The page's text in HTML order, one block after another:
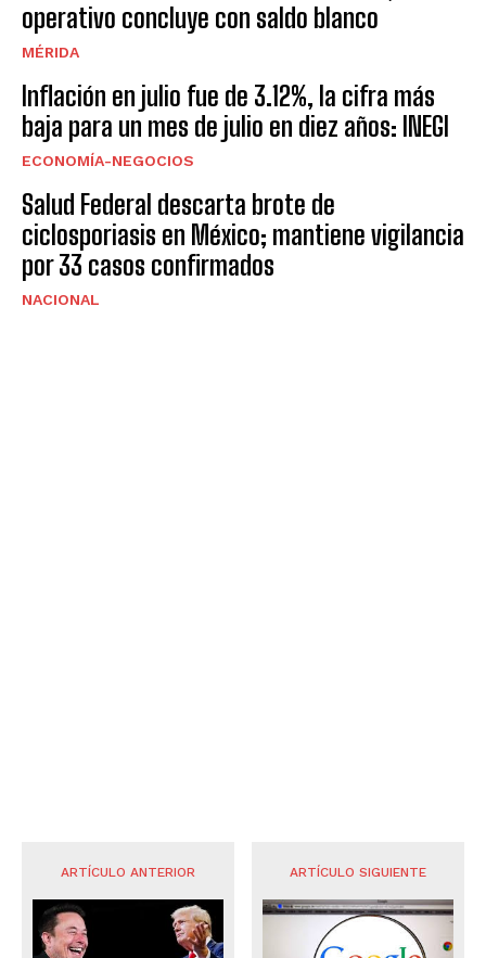
operativo concluye con saldo blanco
MÉRIDA
Inflación en julio fue de 3.12%, la cifra más
baja para un mes de julio en diez años: INEGI
ECONOMÍA-NEGOCIOS
Salud Federal descarta brote de
ciclosporiasis en México; mantiene vigilancia
por 33 casos confirmados
NACIONAL
ARTÍCULO ANTERIOR ARTÍCULO SIGUIENTE